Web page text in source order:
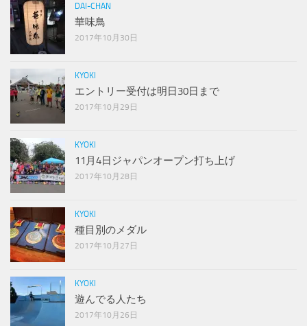
DAI-CHAN
華味鳥
2017年10月30日
KYOKI
エントリー受付は明日30日まで
2017年10月29日
KYOKI
11月4日ジャパンオープン打ち上げ
2017年10月28日
KYOKI
種目別のメダル
2017年10月27日
KYOKI
遊んでる人たち
2017年10月26日